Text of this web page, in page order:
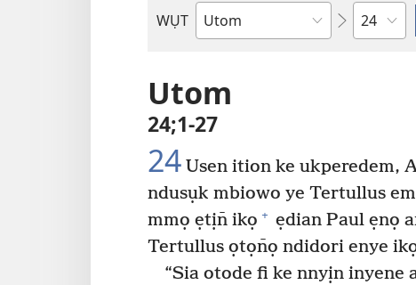
WỤT
N̄wed
Ibuot
Utom
24;1-27
24 Usen ition ke ukperedem,
ndusụk mbiowo ye Tertullus
mmọ ẹtịn̄ ikọ + ẹdian Paul ẹnọ
Tertullus ọtọn̄ọ ndidori enye
“Sia otode fi ke nnyịn inyene